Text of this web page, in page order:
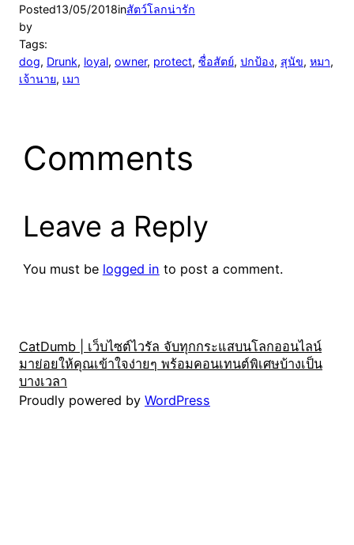
Posted13/05/2018inสัตว์โลกน่ารัก
by
Tags:
dog, Drunk, loyal, owner, protect, ซื่อสัตย์, ปกป้อง, สุนัข, หมา
เจ้านาย, เมา
Comments
Leave a Reply
You must be logged in to post a comment.
CatDumb | เว็บไซต์ไวรัล จับทุกกระแสบนโลกออนไลน์
มาย่อยให้คุณเข้าใจง่ายๆ พร้อมคอนเทนต์พิเศษบ้างเป็น
บางเวลา
Proudly powered by WordPress